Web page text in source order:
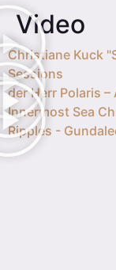
Video
Christiane Kuck
Sessions
der Herr Polaris –
Innermost Sea
Ripples -